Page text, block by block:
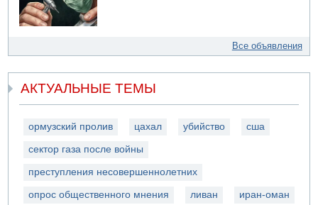
Все объявления
АКТУАЛЬНЫЕ ТЕМЫ
ормузский пролив цахал убийство сша
сектор газа после войны
преступления несовершеннолетних
опрос общественного мнения ливан иран-оман